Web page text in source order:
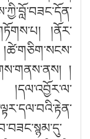
།ནོར་
།
།དལ་འབྱོར་ལ་